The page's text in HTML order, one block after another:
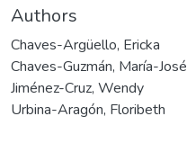
Authors
Chaves-Argüello, Ericka
Chaves-Guzmán, María-José
Jiménez-Cruz, Wendy
Urbina-Aragón, Floribeth